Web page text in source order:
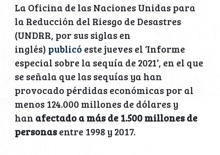
La Oficina de las Naciones Unidas para
la Reducción del Riesgo de Desastres
(UNDRR, por sus siglas en
inglés) publicó este jueves el ‘Informe
especial sobre la sequía de 2021’, en el que
se señala que las sequías ya han
provocado pérdidas económicas por al
menos 124.000 millones de dólares y
han afectado a más de 1.500 millones de
personasentre 1998 y 2017.